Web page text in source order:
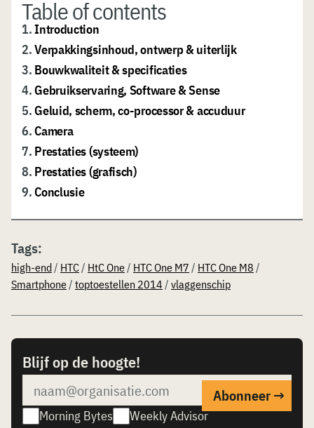
Table of contents
1.Introduction
2.Verpakkingsinhoud, ontwerp & uiterlijk
3. Bouwkwaliteit & specificaties
4.Gebruikservaring, Software & Sense
5.Geluid, scherm, co-processor & accuduur
6.Camera
7. Prestaties (systeem)
8. Prestaties (grafisch)
9.Conclusie
Tags:
high-end/ HTC/ HtC One/ HTC One M7 / HTC One M8 /
Smartphone/ toptoestellen 2014 / vlaggenschip
Blijf op de hoogte!
Morning Bytes Weekly Advisor